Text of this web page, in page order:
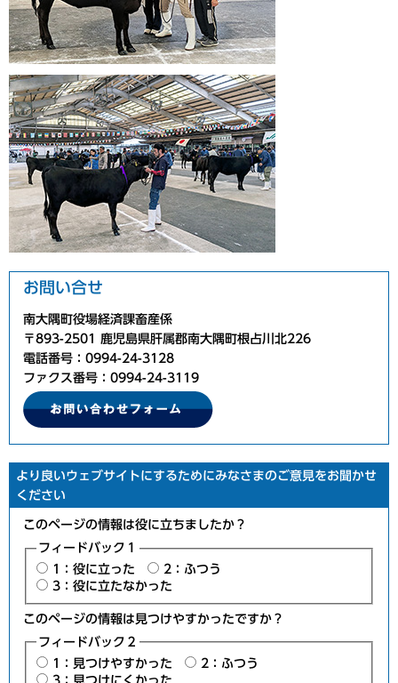
お問い合せ
南大隅町役場経済課畜産係
〒893-2501 鹿児島県肝属郡南大隅町根占川北226
電話番号：0994-24-3128
ファクス番号：0994-24-3119
より良いウェブサイトにするためにみなさまのご意見をお聞かせ
ください
このページの情報は役に立ちましたか？
フィードバック１
1：役に立った
2：ふつう
3：役に立たなかった
このページの情報は見つけやすかったですか？
フィードバック２
1：見つけやすかった
2：ふつう
3：見つけにくかった